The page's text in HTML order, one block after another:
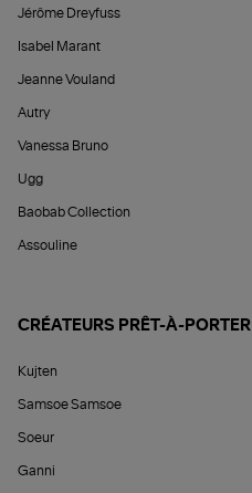
Jérôme Dreyfuss
Isabel Marant
Jeanne Vouland
Autry
Vanessa Bruno
Ugg
Baobab Collection
Assouline
CRÉATEURS PRÊT-À-PORTER
Kujten
Samsoe Samsoe
Soeur
Ganni